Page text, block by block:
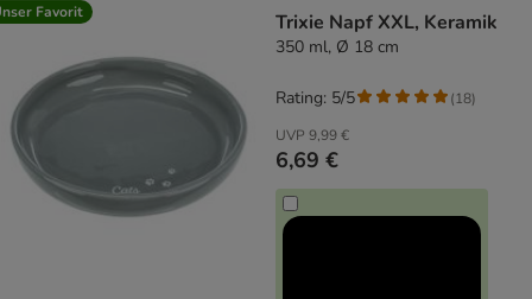
Favorit Trixie Napf XXL, Keramik
350 ml, Ø 18 cm
UVP 9,99 €
6,69 €
Rating: 5/5 (18)